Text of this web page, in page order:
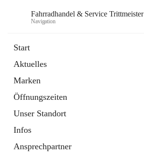
Fahrradhandel & Service Trittmeister
Navigation
Start
Aktuelles
Marken
Öffnungszeiten
Unser Standort
Infos
Ansprechpartner
Homepage
Externe Webseite
öffnet
in
neuem
Tab